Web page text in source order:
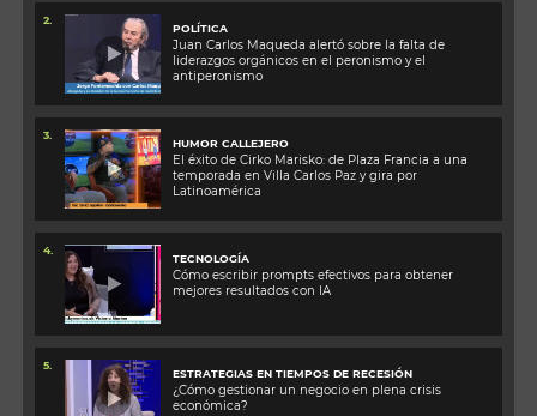
2.
POLÍTICA
Juan Carlos Maqueda alertó sobre la falta de
liderazgos orgánicos en el peronismo y el
antiperonismo
3.
HUMOR CALLEJERO
El éxito de Cirko Marisko: de Plaza Francia a una
temporada en Villa Carlos Paz y gira por
Latinoamérica
4.
TECNOLOGÍA
Cómo escribir prompts efectivos para obtener
mejores resultados con IA
5.
ESTRATEGIAS EN TIEMPOS DE RECESIÓN
¿Cómo gestionar un negocio en plena crisis
económica?